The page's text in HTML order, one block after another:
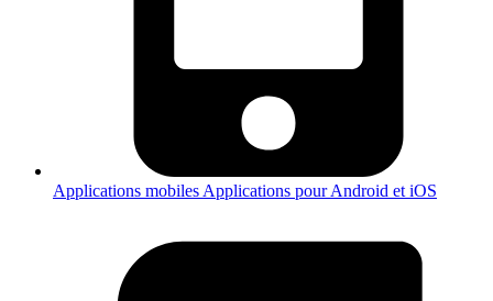
Applications mobiles Applications pour Android et iOS